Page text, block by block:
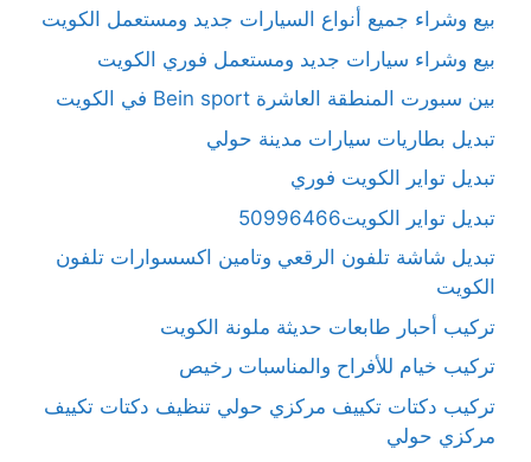
بيع وشراء جميع أنواع السيارات جديد ومستعمل الكويت
بيع وشراء سيارات جديد ومستعمل فوري الكويت
بين سبورت المنطقة العاشرة Bein sport في الكويت
تبديل بطاريات سيارات مدينة حولي
تبديل تواير الكويت فوري
تبديل تواير الكويت50996466
تبديل شاشة تلفون الرقعي وتامين اكسسوارات تلفون
الكويت
تركيب أحبار طابعات حديثة ملونة الكويت
تركيب خيام للأفراح والمناسبات رخيص
تركيب دكتات تكييف مركزي حولي تنظيف دكتات تكييف
مركزي حولي